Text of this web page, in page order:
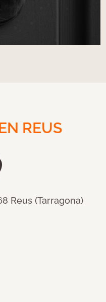
REUS
Reus (Tarragona)